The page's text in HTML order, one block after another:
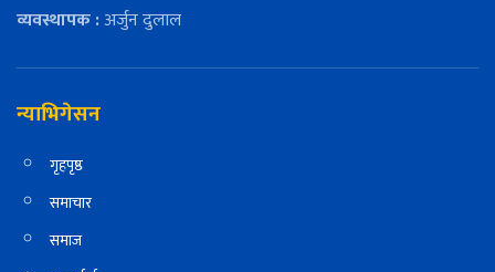
व्यवस्थापक :अर्जुन दुलाल
न्याभिगेसन
गृहपृष्ठ
समाचार
समाज